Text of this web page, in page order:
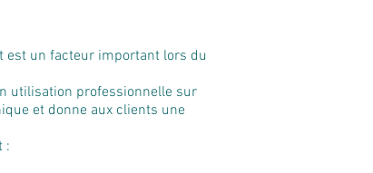
est un facteur important lors du
utilisation professionnelle sur
et donne aux clients une
: